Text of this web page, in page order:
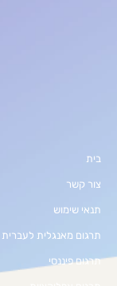
בית
צור קשר
תנאי שימוש
תרגום מאנגלית לעברית
תרגום פיננסי